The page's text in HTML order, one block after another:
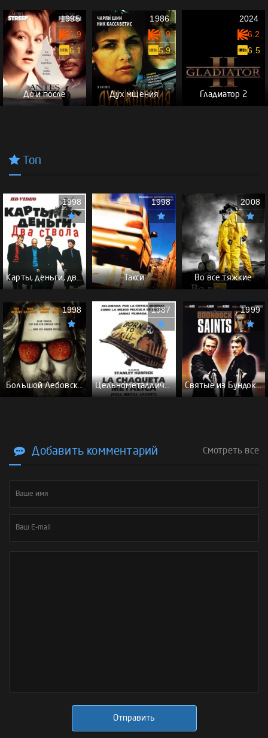
До и после
1995
6.9
6.1
Дух мщения
1986
6.9
5.9
Гладиатор 2
2024
6.2
6.5
Топ
Карты, деньги, два ствола - (Перевод Гоблина)
1998
Такси
1998
Во все тяжкие
2008
Большой Лебовски - (Перевод Гоблина)
1998
Цельнометаллическая оболочка - (Перевод Гоблина)
1987
Святые из Бундока \ Святые из трущоб - (Перевод Гоблина)
1999
Добавить комментарий Смотреть все
Отправить